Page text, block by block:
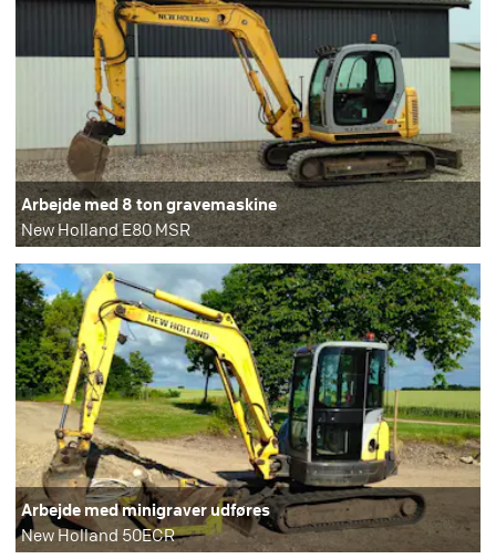
Arbejde med 8 ton gravemaskine
New Holland E80 MSR
Arbejde med minigraver udføres
New Holland 50ECR